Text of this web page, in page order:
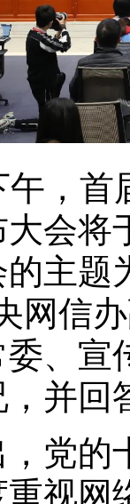
，首
会将
主题
网信
、宣
并回
的
视网